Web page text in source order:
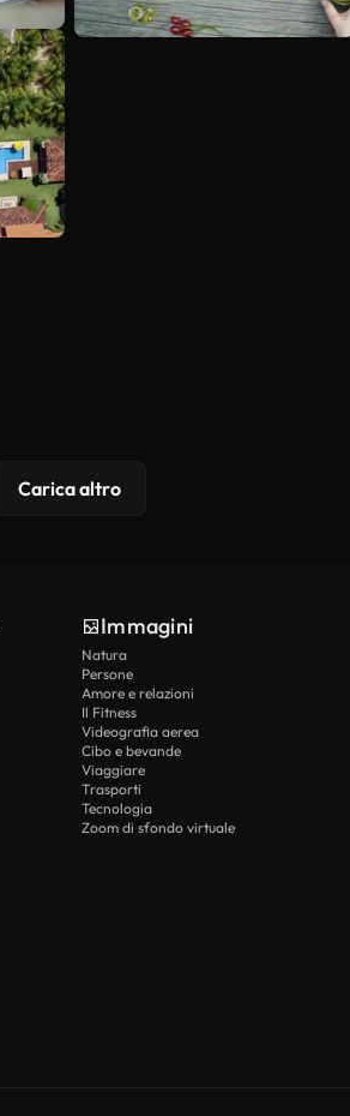
Carica altro
Immagini
Natura
Persone
Amore e relazioni
Il Fitness
Videografia aerea
Cibo e bevande
Viaggiare
Trasporti
Tecnologia
Zoom di sfondo virtuale